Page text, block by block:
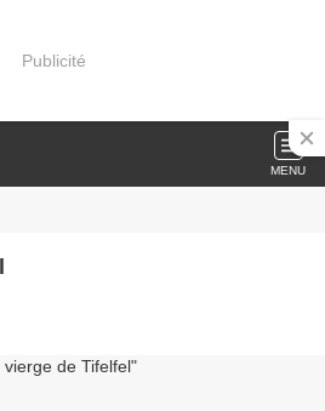
Publicité
MENU